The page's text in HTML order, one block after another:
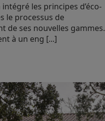
les principes d’éco-
le processus de
de ses nouvelles gammes.
à un eng [...]